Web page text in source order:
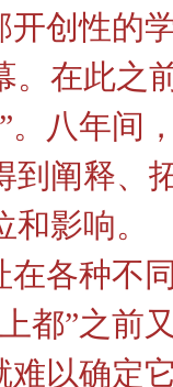
开创性的
。在此之
。八年间
到阐释、
影响。
在各种不
都”之前
难以确定